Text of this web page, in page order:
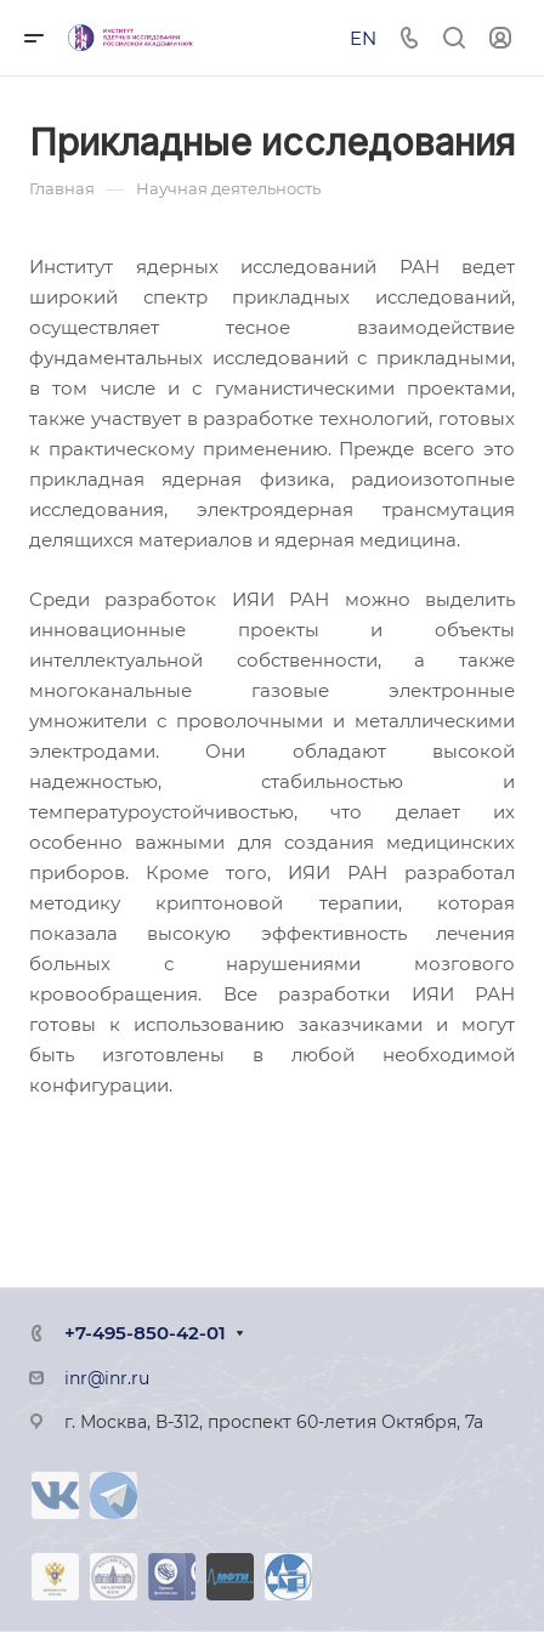
EN
Прикладные исследования
Главная — Научная деятельность
Институт ядерных исследований РАН ведет
широкий спектр прикладных исследований,
осуществляет тесное взаимодействие
фундаментальных исследований с прикладными,
в том числе и с гуманистическими проектами,
также участвует в разработке технологий, готовых
к практическому применению. Прежде всего это
прикладная ядерная физика, радиоизотопные
исследования, электроядерная трансмутация
делящихся материалов и ядерная медицина.
Среди разработок ИЯИ РАН можно выделить
инновационные проекты и объекты
интеллектуальной собственности, а также
многоканальные газовые электронные
умножители с проволочными и металлическими
электродами. Они обладают высокой
надежностью, стабильностью и
температуроустойчивостью, что делает их
особенно важными для создания медицинских
приборов. Кроме того, ИЯИ РАН разработал
методику криптоновой терапии, которая
показала высокую эффективность лечения
больных с нарушениями мозгового
кровообращения. Все разработки ИЯИ РАН
готовы к использованию заказчиками и могут
быть изготовлены в любой необходимой
конфигурации.
+7-495-850-42-01
inr@inr.ru
г. Москва, В-312, проспект 60-летия Октября, 7а